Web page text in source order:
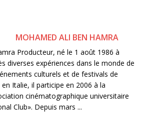
MOHAMED ALI BEN HAMRA
Producteur, né le 1 août 1986 à
diverses expériences dans le monde de
culturels et de festivals de
Italie, il participe en 2006 à la
cinématographique universitaire
Club». Depuis mars ...